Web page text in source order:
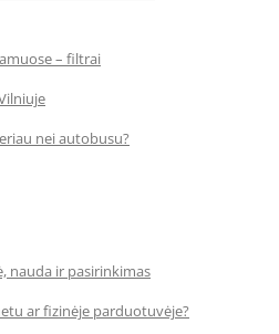
– filtrai
nei autobusu?
nauda ir pasirinkimas
ar fizinėje parduotuvėje?